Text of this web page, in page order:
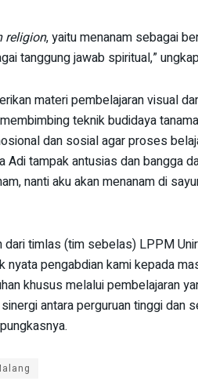
religion, yaitu menanam sebagai
tanggung jawab spiritual,”
materi pembelajaran visual
teknik budidaya
dan sosial agar proses
Adi tampak antusias dan bangga
nanti aku akan menanam di
timlas (tim sebelas) LPPM
nyata pengabdian kami kepada
khusus melalui pembelajaran
antara perguruan tinggi dan